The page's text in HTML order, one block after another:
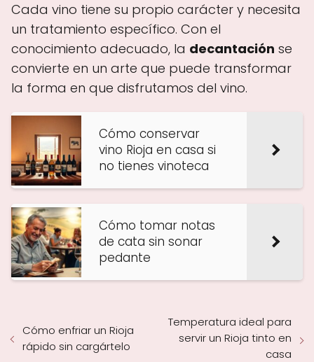
Cada vino tiene su propio carácter y necesita
un tratamiento específico. Con el
conocimiento adecuado, la decantación se
convierte en un arte que puede transformar
la forma en que disfrutamos del vino.
Cómo conservar
vino Rioja en casa si
no tienes vinoteca
Cómo tomar notas
de cata sin sonar
pedante
Cómo enfriar un Rioja
rápido sin cargártelo
Temperatura ideal para
servir un Rioja tinto en
casa